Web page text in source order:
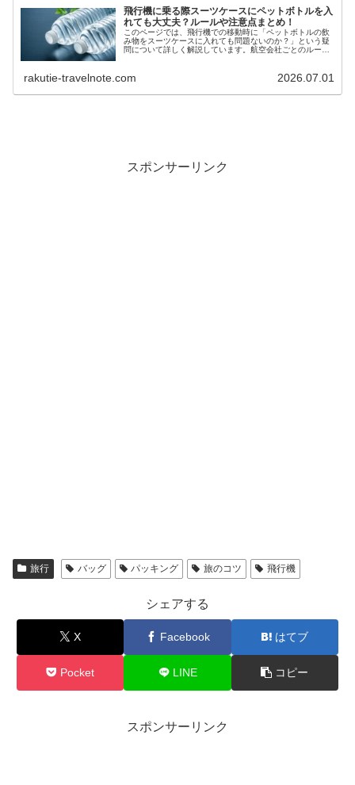
飛行機に乗る際スーツケースにペットボトルを入
れても大丈夫？ルールや注意点まとめ！
このページでは、飛行機での移動時に「ペットボトルの飲
み物をスーツケースに入れても問題ないのか？」という疑
問について詳しく解説しています。航空会社ごとのルール
入れて搭乗することができます。
rakutie-travelnote.com 2026.07.01
スポンサーリンク
旅行 バッグ パッキング 旅のコツ 飛行機
シェアする
X Facebook はてブ
Pocket LINE コピー
スポンサーリンク